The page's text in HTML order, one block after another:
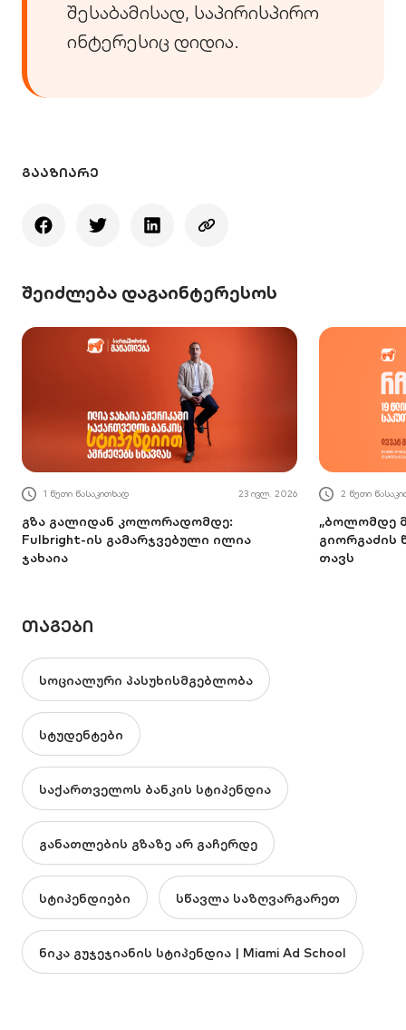
შესაბამისად, საპირისპირო
ინტერესიც დიდია.
ᲒᲐᲐᲖᲘᲐᲠᲔ
შეიძლება დაგაინტერესოს
1 წუთი წასაკითხად 23 ივლ. 2026
გზა გალიდან კოლორადომდე:
Fulbright-ის გამარჯვებული ილია
ჯახაია
2 წუთი
„ბოლომდე
გიორგაძის
თავს
ᲗᲐᲒᲔᲑᲘ
სოციალური პასუხისმგებლობა
სტუდენტები
საქართველოს ბანკის სტიპენდია
განათლების გზაზე არ გაჩერდე
სტიპენდიები სწავლა საზღვარგარეთ
ნიკა გუჯეჯიანის სტიპენდია | Miami Ad School